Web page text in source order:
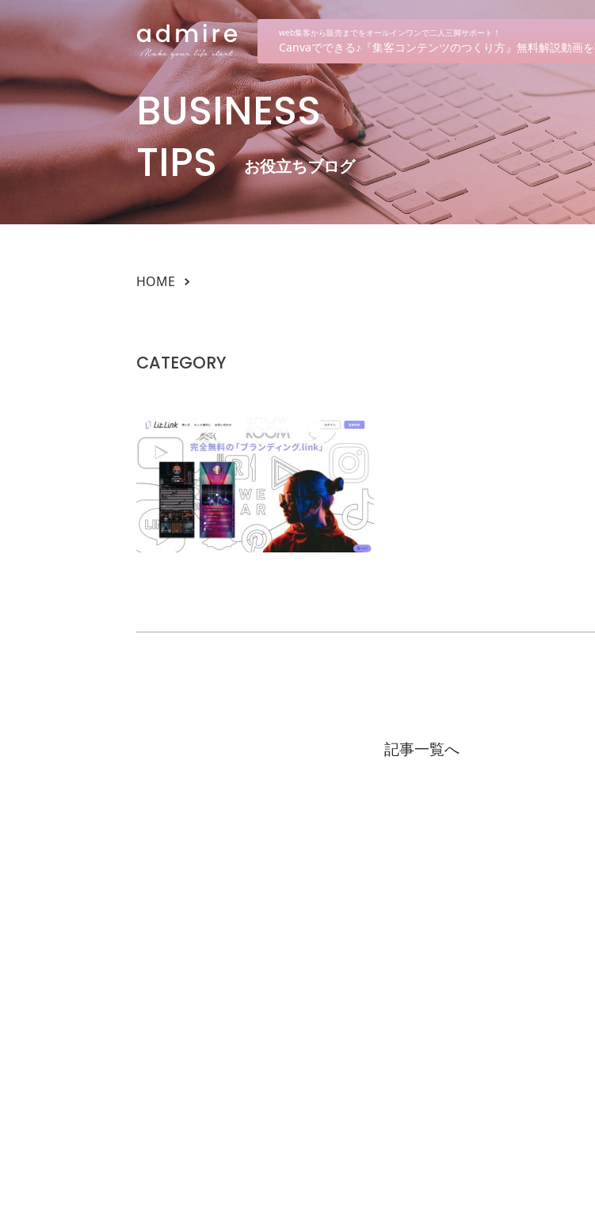
web集客から販売までをオールインワンで二人三脚サポート！
Canvaでできる♪『集客コンテンツのつくり方』無料解説動画
BUSINESS
TIPS
お役立ちブログ
HOME
CATEGORY
記事一覧へ